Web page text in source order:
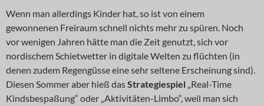
Wenn man allerdings Kinder hat, so ist von einem
gewonnenen Freiraum schnell nichts mehr zu spüren. Noch
vor wenigen Jahren hätte man die Zeit genutzt, sich vor
nordischem Schietwetter in digitale Welten zu flüchten (in
denen zudem Regengüsse eine sehr seltene Erscheinung sind).
Diesen Sommer aber hieß dasStrategiespiel „Real-Time
Kindsbespaßung“ oder „Aktivitäten-Limbo“, weil man sich